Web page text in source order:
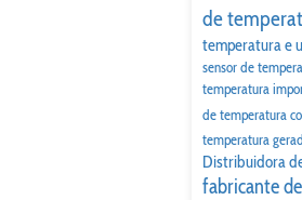
de
temperatura e
sensor de
temperatura
de temperatura
temperatura
Distribuidora
fabricante